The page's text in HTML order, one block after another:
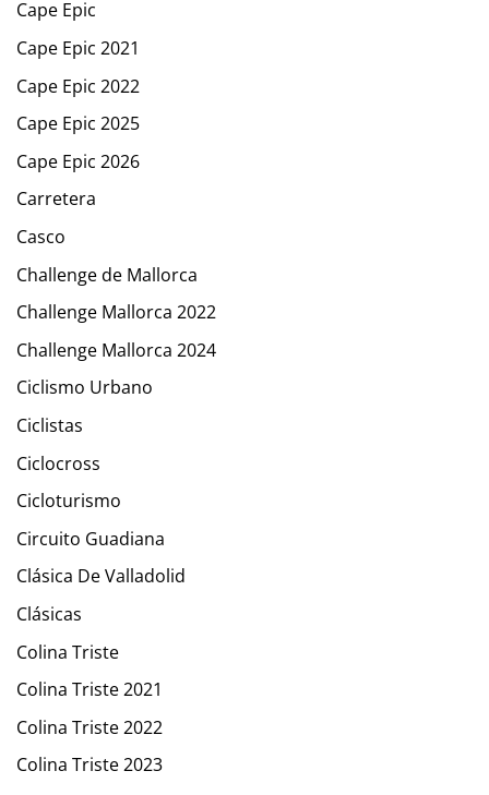
Cape Epic
Cape Epic 2021
Cape Epic 2022
Cape Epic 2025
Cape Epic 2026
Carretera
Casco
Challenge de Mallorca
Challenge Mallorca 2022
Challenge Mallorca 2024
Ciclismo Urbano
Ciclistas
Ciclocross
Cicloturismo
Circuito Guadiana
Clásica De Valladolid
Clásicas
Colina Triste
Colina Triste 2021
Colina Triste 2022
Colina Triste 2023